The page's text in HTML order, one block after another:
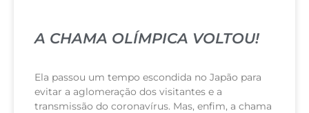
A CHAMA OLÍMPICA VOLTOU!
Ela passou um tempo escondida no Japão para
evitar a aglomeração dos visitantes e a
transmissão do coronavírus. Mas, enfim, a chama